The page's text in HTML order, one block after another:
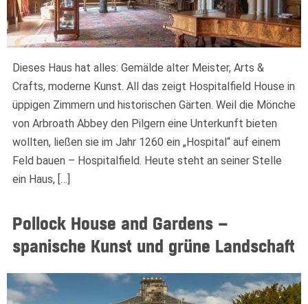
Dieses Haus hat alles: Gemälde alter Meister, Arts &
Crafts, moderne Kunst. All das zeigt Hospitalfield House in
üppigen Zimmern und historischen Gärten. Weil die Mönche
von Arbroath Abbey den Pilgern eine Unterkunft bieten
wollten, ließen sie im Jahr 1260 ein „Hospital“ auf einem
Feld bauen – Hospitalfield. Heute steht an seiner Stelle
ein Haus, […]
Pollock House and Gardens –
spanische Kunst und grüne Landschaft